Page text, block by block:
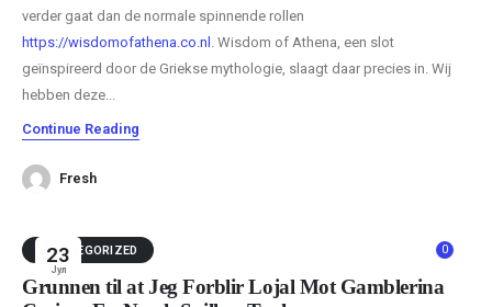
verder gaat dan de normale spinnende rollen
https://wisdomofathena.co.nl . Wisdom of Athena, een slot
geïnspireerd door de Griekse mythologie, slaagt daar precies in. Wij
hebben deze...
Continue Reading
Fresh
23
Јул
0
UNCATEGORIZED
Grunnen til at Jeg Forblir Lojal Mot Gamblerina